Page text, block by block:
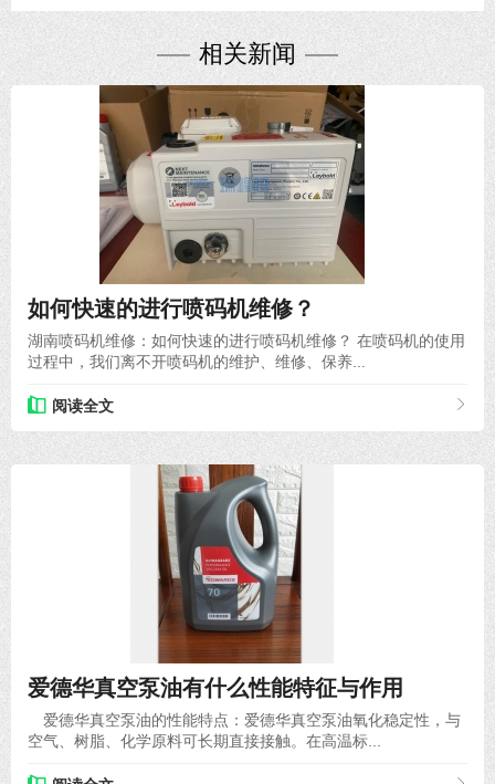
相关新闻
如何快速的进行喷码机维修？
湖南喷码机维修：如何快速的进行喷码机维修？ 在喷码机的使用
过程中，我们离不开喷码机的维护、维修、保养...
阅读全文
爱德华真空泵油有什么性能特征与作用
爱德华真空泵油的性能特点：爱德华真空泵油氧化稳定性，与
空气、树脂、化学原料可长期直接接触。在高温标...